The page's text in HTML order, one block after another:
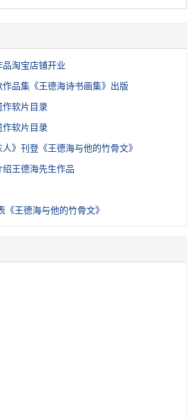
淘宝店铺开业
品集《王德海诗书画集》出版
软片目录
软片目录
》刊登《王德海与他的竹骨文》
绍王德海先生作品
《王德海与他的竹骨文》